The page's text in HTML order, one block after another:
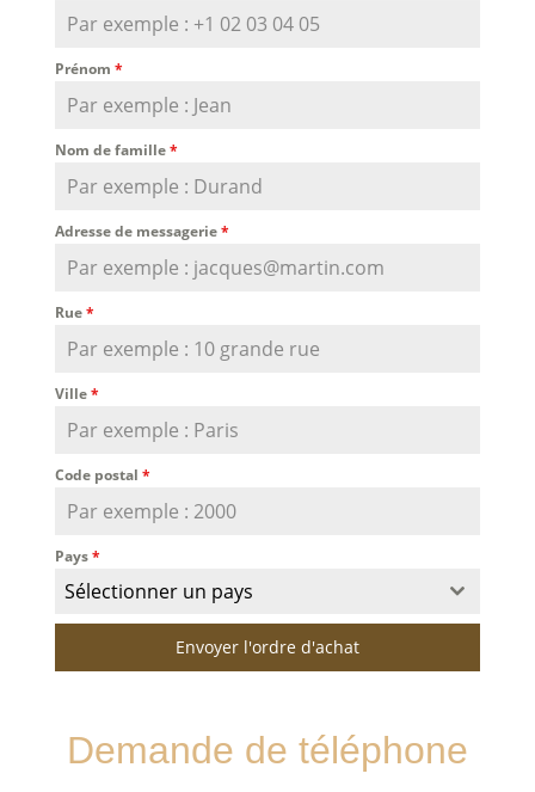
Prénom *
Nom de famille*
Adresse de messagerie*
Rue*
Ville*
Code postal *
Pays*
Sélectionner un pays
Envoyer l'ordre d'achat
Demande de téléphone